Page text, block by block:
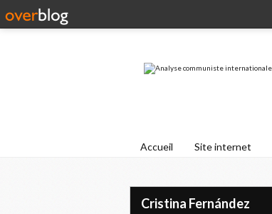
Accueil Site internet
Cristina Fernández